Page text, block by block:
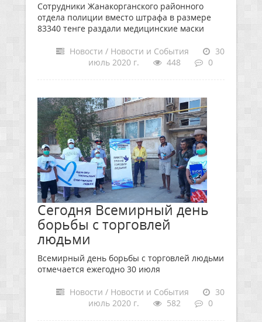
Сотрудники Жанакорганского районного
отдела полиции вместо штрафа в размере
83340 тенге раздали медицинские маски
Новости / Новости и События
30
июль 2020 г.
448 0
Сегодня Всемирный день
борьбы с торговлей
людьми
Всемирный день борьбы с торговлей людьми
отмечается ежегодно 30 июля
Новости / Новости и События
30
июль 2020 г.
582 0